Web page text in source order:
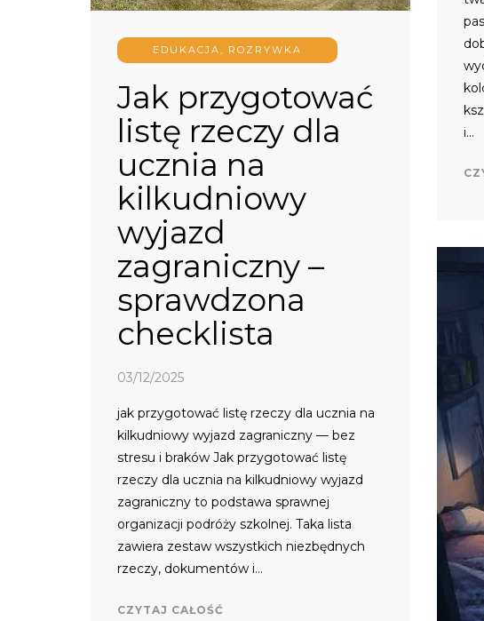
i…
EDUKACJA, ROZRYWKA
Jak przygotować
listę rzeczy dla
ucznia na
kilkudniowy
wyjazd
zagraniczny –
sprawdzona
checklista
03/12/2025
jak przygotować listę rzeczy dla ucznia na
kilkudniowy wyjazd zagraniczny — bez
stresu i braków Jak przygotować listę
rzeczy dla ucznia na kilkudniowy wyjazd
zagraniczny to podstawa sprawnej
organizacji podróży szkolnej. Taka lista
zawiera zestaw wszystkich niezbędnych
rzeczy, dokumentów i…
CZYTAJ CAŁOŚĆ